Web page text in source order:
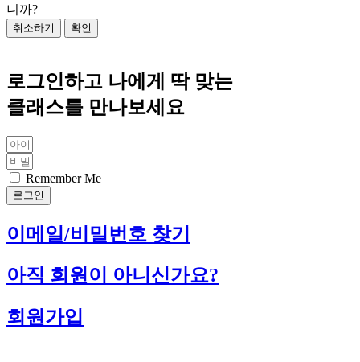
니까?
취소하기 확인
로그인하고 나에게 딱 맞는
클래스를 만나보세요
Remember Me
로그인
이메일/비밀번호 찾기
아직 회원이 아니신가요?
회원가입